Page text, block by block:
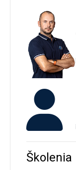
Školenia